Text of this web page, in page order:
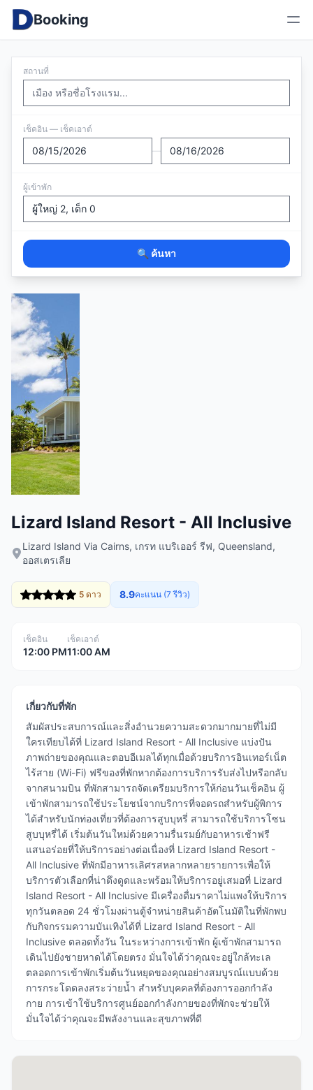
Booking
สถานที่
เช็คอิน — เช็คเอาต์
—
ผู้เข้าพัก
🔍 ค้นหา
Lizard Island Resort - All Inclusive
Lizard Island Via Cairns, เกรท แบริเออร์ รีฟ, Queensland,
ออสเตรเลีย
5 ดาว 8.9คะแนน (7 รีวิว)
เช็คอิน
12:00 PM
เช็คเอาต์
11:00 AM
เกี่ยวกับที่พัก
สัมผัสประสบการณ์และสิ่งอำนวยความสะดวกมากมายที่ไม่มี
ใครเทียบได้ที่ Lizard Island Resort - All Inclusive แบ่งปัน
ภาพถ่ายของคุณและตอบอีเมลได้ทุกเมื่อด้วยบริการอินเทอร์เน็ต
ไร้สาย (Wi-Fi) ฟรีของที่พักหากต้องการบริการรับส่งไปหรือกลับ
จากสนามบิน ที่พักสามารถจัดเตรียมบริการให้ก่อนวันเช็คอิน ผู้
เข้าพักสามารถใช้ประโยชน์จากบริการที่จอดรถสำหรับผู้พิการ
ได้สำหรับนักท่องเที่ยวที่ต้องการสูบบุหรี่ สามารถใช้บริการโซน
สูบบุหรี่ได้ เริ่มต้นวันใหม่ด้วยความรื่นรมย์กับอาหารเช้าฟรี
แสนอร่อยที่ให้บริการอย่างต่อเนื่องที่ Lizard Island Resort -
All Inclusive ที่พักมีอาหารเลิศรสหลากหลายรายการเพื่อให้
บริการตัวเลือกที่น่าดึงดูดและพร้อมให้บริการอยู่เสมอที่ Lizard
Island Resort - All Inclusive มีเครื่องดื่มราคาไม่แพงให้บริการ
ทุกวันตลอด 24 ชั่วโมงผ่านตู้จำหน่ายสินค้าอัตโนมัติในที่พักพบ
กับกิจกรรมความบันเทิงได้ที่ Lizard Island Resort - All
Inclusive ตลอดทั้งวัน ในระหว่างการเข้าพัก ผู้เข้าพักสามารถ
เดินไปยังชายหาดได้โดยตรง มั่นใจได้ว่าคุณจะอยู่ใกล้ทะเล
ตลอดการเข้าพักเริ่มต้นวันหยุดของคุณอย่างสมบูรณ์แบบด้วย
การกระโดดลงสระว่ายน้ำ สำหรับบุคคลที่ต้องการออกกำลัง
กาย การเข้าใช้บริการศูนย์ออกกำลังกายของที่พักจะช่วยให้
มั่นใจได้ว่าคุณจะมีพลังงานและสุขภาพที่ดี